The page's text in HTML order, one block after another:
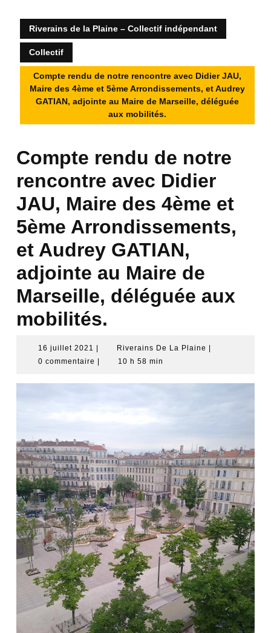
Riverains de la Plaine – Collectif indépendant
Collectif
Compte rendu de notre rencontre avec Didier JAU,
Maire des 4ème et 5ème Arrondissements, et Audrey
GATIAN, adjointe au Maire de Marseille, déléguée
aux mobilités.
Compte rendu de notre
rencontre avec Didier
JAU, Maire des 4ème et
5ème Arrondissements,
et Audrey GATIAN,
adjointe au Maire de
Marseille, déléguée aux
mobilités.
16 juillet 2021 16
juillet
Riverains De La Plaine Riverains
0 commentaire
10 h 58 min